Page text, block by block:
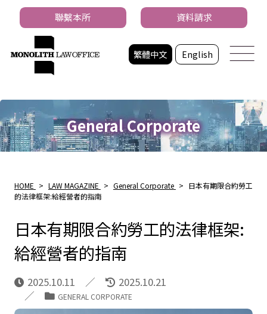
繁體中文 English
聯繫本所 資料請求
General Corporate
HOME > LAW MAGAZINE > General Corporate > 日本有期限合約勞工
的法律框架:給經營者的指南
日本有期限合約勞工的法律框架:
給經營者的指南
2025.10.11 2025.10.21
GENERAL CORPORATE